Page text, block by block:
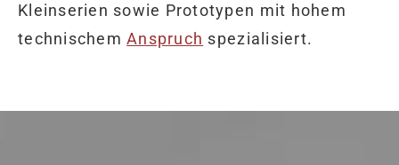
Kleinserien sowie Prototypen mit hohem
technischemAnspruch spezialisiert.